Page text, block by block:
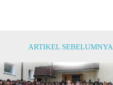
ARTIKEL SEBELUMNYA